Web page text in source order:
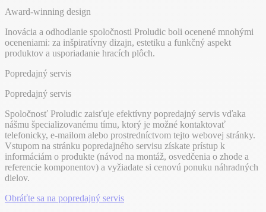
Award-winning design
Inovácia a odhodlanie spoločnosti Proludic boli ocenené mnohými
oceneniami: za inšpiratívny dizajn, estetiku a funkčný aspekt
produktov a usporiadanie hracích plôch.
Popredajný servis
Popredajný servis
Spoločnosť Proludic zaisťuje efektívny popredajný servis vďaka
nášmu špecializovanému tímu, ktorý je možné kontaktovať
telefonicky, e-mailom alebo prostredníctvom tejto webovej stránky.
Vstupom na stránku popredajného servisu získate prístup k
informáciám o produkte (návod na montáž, osvedčenia o zhode a
referencie komponentov) a vyžiadate si cenovú ponuku náhradných
dielov.
Obráťte sa na popredajný servis